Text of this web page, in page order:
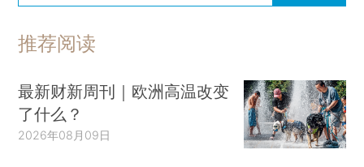
推荐阅读
最新财新周刊｜欧洲高温改变
了什么？
2026年08月09日